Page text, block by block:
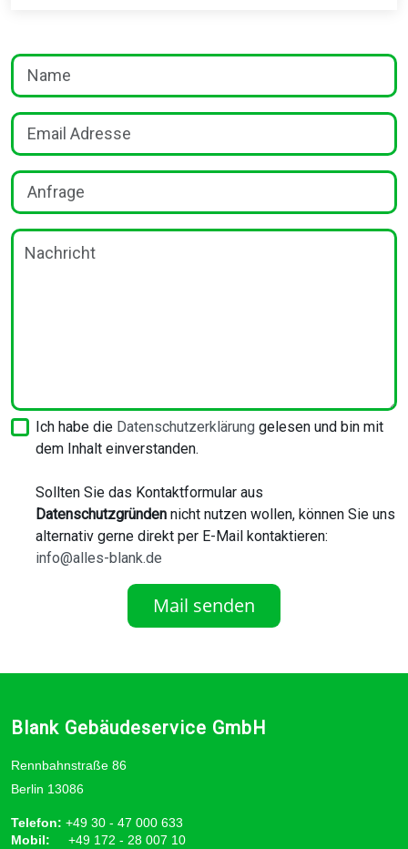
Ich habe die Datenschutzerklärung gelesen und bin mit
dem Inhalt einverstanden.
Sollten Sie das Kontaktformular aus
Datenschutzgründen nicht nutzen wollen, können Sie uns
alternativ gerne direkt per E-Mail kontaktieren:
info@alles-blank.de
Mail senden
Blank Gebäudeservice GmbH
Rennbahnstraße 86
Berlin 13086
Telefon: +49 30 - 47 000 633
Mobil:
+49 172 - 28 007 10